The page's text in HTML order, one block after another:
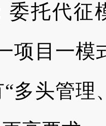
委托代征
项目一模
多头管理